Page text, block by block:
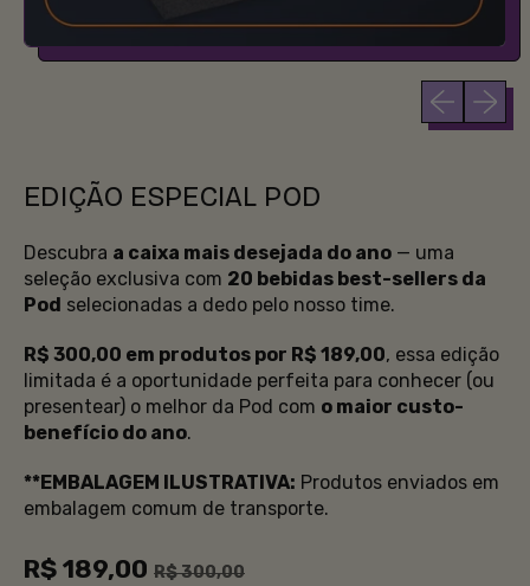
Slide
EDIÇÃO ESPECIAL POD
Descubra a caixa mais desejada do ano — uma
seleção exclusiva com 20 bebidas best-sellers da
Pod selecionadas a dedo pelo nosso time.
R$ 300,00 em produtos por R$ 189,00, essa edição
limitada é a oportunidade perfeita para conhecer (ou
presentear) o melhor da Pod com o maior custo-
benefício do ano.
**EMBALAGEM ILUSTRATIVA: Produtos enviados em
embalagem comum de transporte.
Preço normal
R$ 189,00 Preço promocional
R$ 300,00